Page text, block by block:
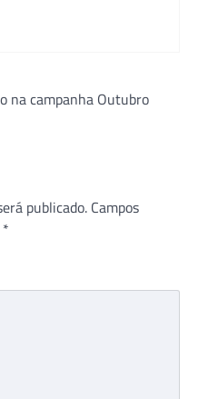
na campanha Outubro
publicado. Campos
*